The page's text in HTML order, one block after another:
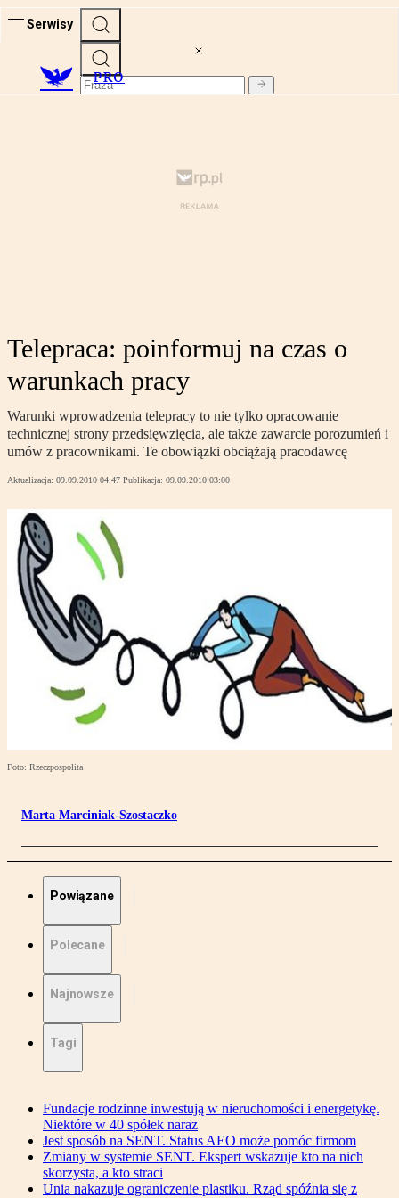
Serwisy
PRO
Telepraca: poinformuj na czas o
warunkach pracy
Warunki wprowadzenia telepracy to nie tylko opracowanie
technicznej strony przedsięwzięcia, ale także zawarcie porozumień i
umów z pracownikami. Te obowiązki obciążają pracodawcę
Aktualizacja: 09.09.2010 04:47 Publikacja: 09.09.2010 03:00
Foto: Rzeczpospolita
Marta Marciniak-Szostaczko
Powiązane
Polecane
Najnowsze
Tagi
Fundacje rodzinne inwestują w nieruchomości i energetykę.
Niektóre w 40 spółek naraz
Jest sposób na SENT. Status AEO może pomóc firmom
Zmiany w systemie SENT. Ekspert wskazuje kto na nich
skorzysta, a kto straci
Unia nakazuje ograniczenie plastiku. Rząd spóźnia się z